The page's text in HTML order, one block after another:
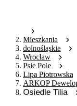
Mieszkania
dolnośląskie
Wrocław
Psie Pole
Lipa Piotrowska
ARKOP
Osiedle Tilia